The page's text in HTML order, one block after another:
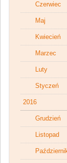
Czerwiec
Maj
Kwiecień
Marzec
Luty
Styczeń
2016
Grudzień
Listopad